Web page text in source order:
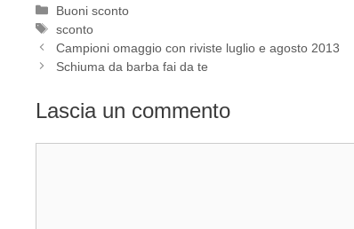
Categorie
Buoni sconto
Tag
sconto
Campioni omaggio con riviste luglio e agosto 2013
Schiuma da barba fai da te
Lascia un commento